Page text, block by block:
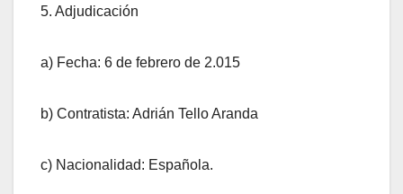
5. Adjudicación
a) Fecha: 6 de febrero de 2.015
b) Contratista: Adrián Tello Aranda
c) Nacionalidad: Española.